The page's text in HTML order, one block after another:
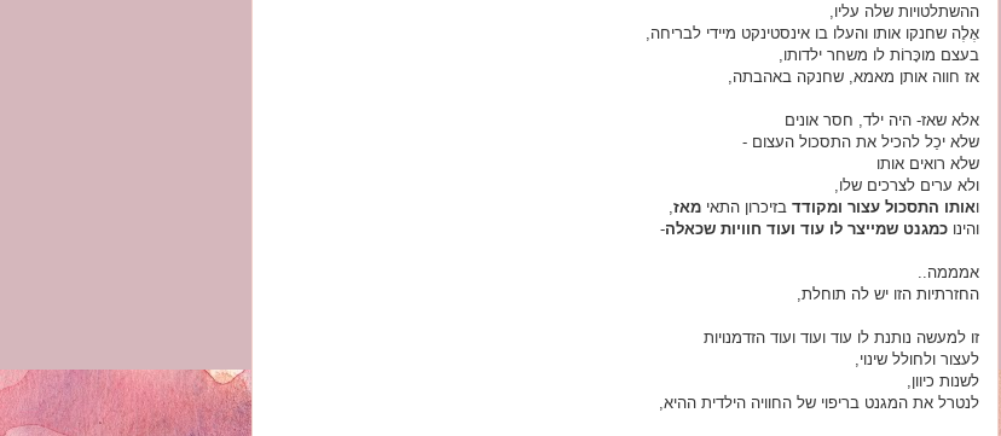
ההשתלטויות שלה עליו,
אֶלֶה שחנקו אותו והעלו בו אינסטינקט מיידי לבריחה,
בעצם מוכָּרוֹת לו משחר ילדותו,
אז חווה אותן מאמא, שחנקה באהבתה,
אלא שאז- היה ילד, חסר אונים
שלא יכַל להכיל את התסכול העצום -
שלא רואים אותו
ולא ערים לצרכים שלו,
ואותו התסכול עצור ומקודד בזיכרון התאי מאז,
והינו כמגנט שמייצר לו עוד ועוד חוויות שכאלה-
אמממה..
החזרתיות הזו יש לה תוחלת,
זו למעשה נותנת לו עוד ועוד ועוד הזדמנויות
לעצור ולחולל שינוי,
לשנות כיוון,
לנטרל את המגנט בריפוי של החוויה הילדית ההיא,